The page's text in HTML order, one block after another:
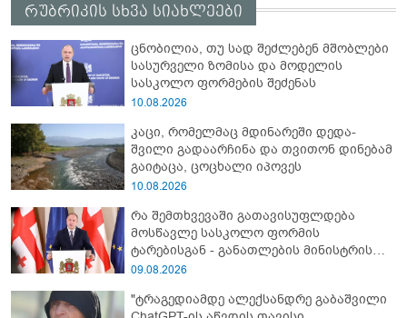
რუბრიკის სხვა სიახლეები
ცნობილია, თუ სად შეძლებენ მშობლები
სასურველი ზომისა და მოდელის
სასკოლო ფორმების შეძენას
10.08.2026
კაცი, რომელმაც მდინარეში დედა-
შვილი გადაარჩინა და თვითონ დინებამ
გაიტაცა, ცოცხალი იპოვეს
10.08.2026
რა შემთხვევაში გათავისუფლდება
მოსწავლე სასკოლო ფორმის
ტარებისგან - განათლების მინისტრის
განმარტება
09.08.2026
"ტრაგედიამდე ალექსანდრე გაბაშვილი